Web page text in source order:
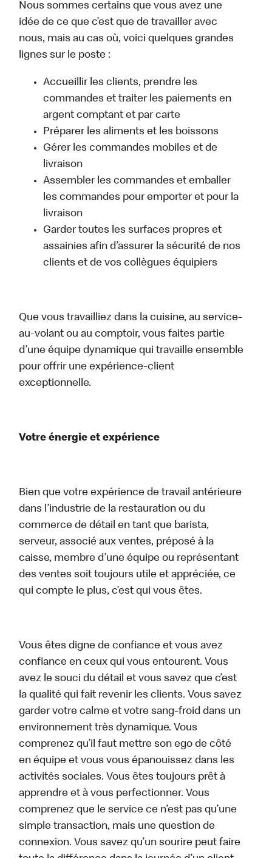
Nous sommes certains que vous avez une
idée de ce que c’est que de travailler avec
nous, mais au cas où, voici quelques grandes
lignes sur le poste :
Accueillir les clients, prendre les
commandes et traiter les paiements en
argent comptant et par carte
Préparer les aliments et les boissons
Gérer les commandes mobiles et de
livraison
Assembler les commandes et emballer
les commandes pour emporter et pour la
livraison
Garder toutes les surfaces propres et
assainies afin d’assurer la sécurité de nos
clients et de vos collègues équipiers
Que vous travailliez dans la cuisine, au service-
au-volant ou au comptoir, vous faites partie
d’une équipe dynamique qui travaille ensemble
pour offrir une expérience-client
exceptionnelle.
Votre énergie et expérience
Bien que votre expérience de travail antérieure
dans l’industrie de la restauration ou du
commerce de détail en tant que barista,
serveur, associé aux ventes, préposé à la
caisse, membre d’une équipe ou représentant
des ventes soit toujours utile et appréciée, ce
qui compte le plus, c’est qui vous êtes.
Vous êtes digne de confiance et vous avez
confiance en ceux qui vous entourent. Vous
avez le souci du détail et vous savez que c’est
la qualité qui fait revenir les clients. Vous savez
garder votre calme et votre sang-froid dans un
environnement très dynamique. Vous
comprenez qu’il faut mettre son ego de côté
en équipe et vous vous épanouissez dans les
activités sociales. Vous êtes toujours prêt à
apprendre et à vous perfectionner. Vous
comprenez que le service ce n’est pas qu’une
simple transaction, mais une question de
connexion. Vous savez qu’un sourire peut faire